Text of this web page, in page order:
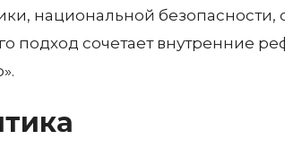
национальной безопасности,
подход сочетает внутренние